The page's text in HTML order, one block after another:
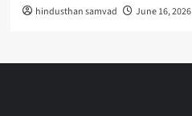
hindusthan samvad June 16, 2026